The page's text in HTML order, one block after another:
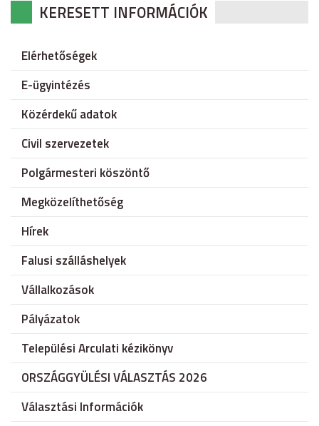
KERESETT INFORMÁCIÓK
Elérhetőségek
E-ügyintézés
Közérdekű adatok
Civil szervezetek
Polgármesteri köszöntő
Megközelíthetőség
Hírek
Falusi szálláshelyek
Vállalkozások
Pályázatok
Települési Arculati kézikönyv
ORSZÁGGYÜLÉSI VÁLASZTÁS 2026
Választási Információk